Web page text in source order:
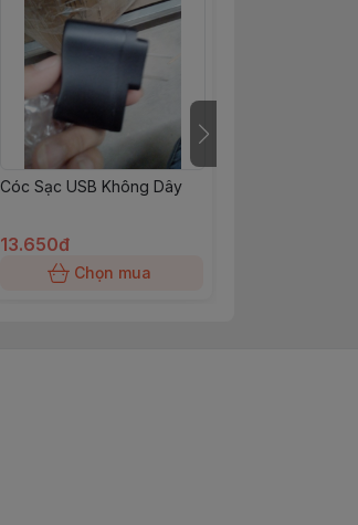
Cóc Sạc USB Không Dây
13.650đ
Chọn mua